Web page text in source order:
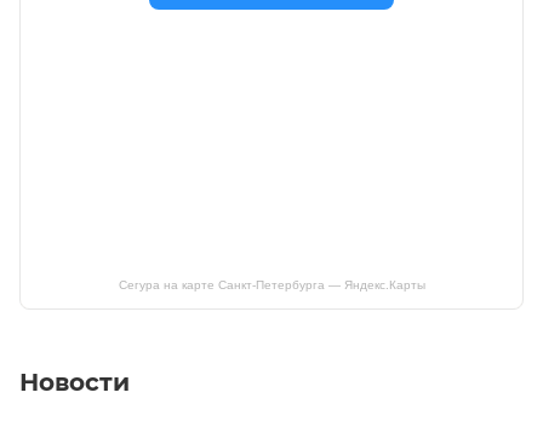
Сегура на карте Санкт‑Петербурга — Яндекс.Карты
Новости